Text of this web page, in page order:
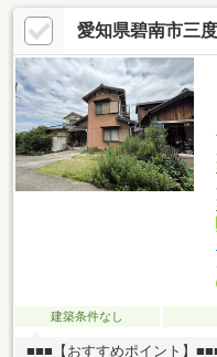
宅街で落ち着いた暮らしを
＝◆大浜小学校 約988ｍ（
（徒歩約28分）◆ローソン
◆スギドラッグ碧南雨池店
例のご相談や、住宅ローンの
す！お気軽にお問い合わせく
愛知県碧南市三
建築条件なし
■■■【おすすめポイント】